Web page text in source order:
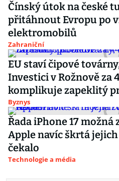
Čínský útok na české
přitáhnout Evropu po
elektromobilů
Zahraniční
EU staví čipové
Investici v Rožnově za
komplikuje zapeklitý
Byznys
Řada iPhone 17 možná
Apple navíc škrtá
čekalo
Technologie a média